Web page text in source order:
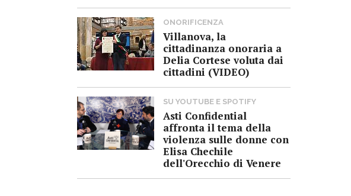
ONORIFICENZA
Villanova, la
cittadinanza onoraria a
Delia Cortese voluta dai
cittadini (VIDEO)
SU YOUTUBE E SPOTIFY
Asti Confidential
affronta il tema della
violenza sulle donne con
Elisa Chechile
dell'Orecchio di Venere